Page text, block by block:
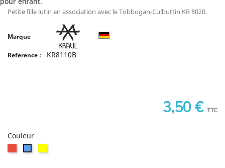
Petite fille lutin en association avec le Tobbogan-Culbuttin KR 8020.
Marque
Reference : KR8110B
3,50 € TTC
Couleur
Bleu